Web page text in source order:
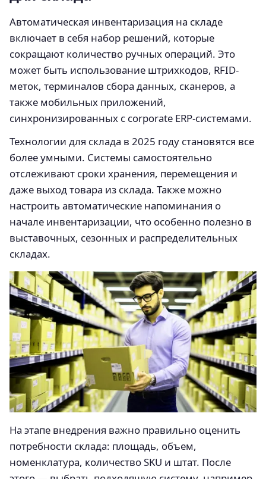
Автоматическая инвентаризация на складе
включает в себя набор решений, которые
сокращают количество ручных операций. Это
может быть использование штрихкодов, RFID-
меток, терминалов сбора данных, сканеров, а
также мобильных приложений,
синхронизированных с corporate ERP-системами.
Технологии для склада в 2025 году становятся все
более умными. Системы самостоятельно
отслеживают сроки хранения, перемещения и
даже выход товара из склада. Также можно
настроить автоматические напоминания о
начале инвентаризации, что особенно полезно в
выставочных, сезонных и распределительных
складах.
На этапе внедрения важно правильно оценить
потребности склада: площадь, объем,
номенклатура, количество SKU и штат. После